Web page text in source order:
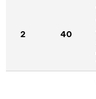
2 40